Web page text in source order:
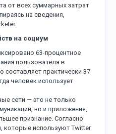
от всех суммарных затрат
на сведения,
на социум
63-процентное
пользователя в
составляет практически 37
человек использует
сети — это не только
но и приложения,
признание. Согласно
которые используют Twitter